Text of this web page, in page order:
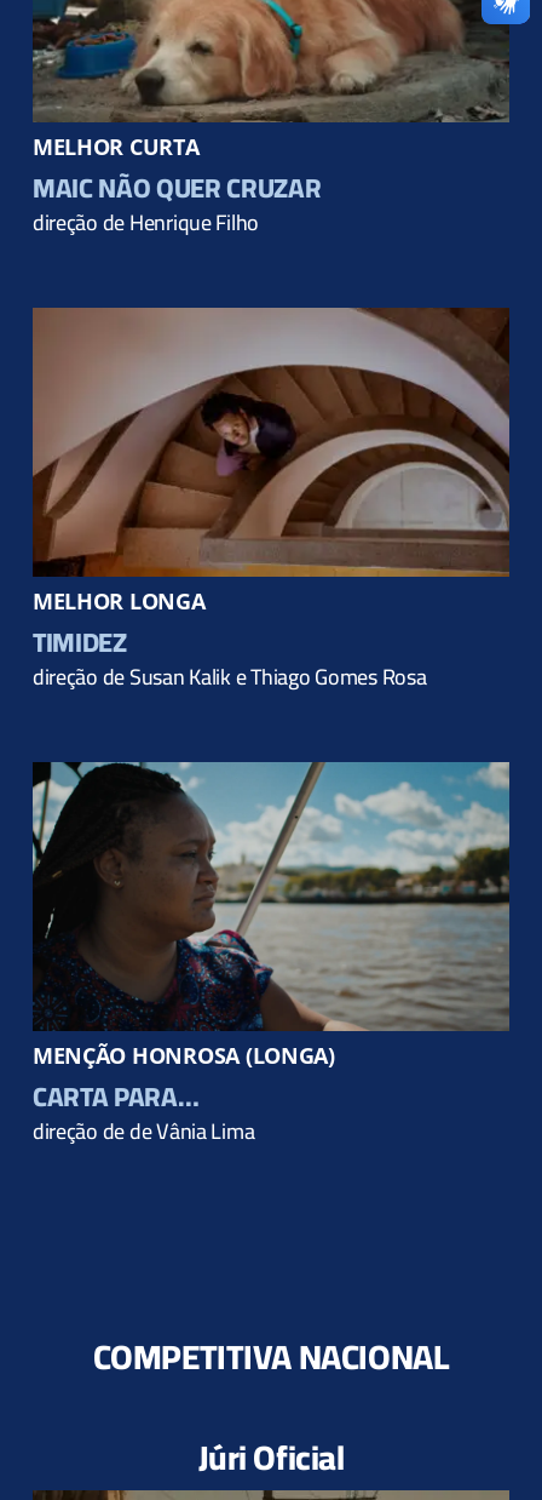
MELHOR CURTA
MAIC NÃO QUER CRUZAR
direção de Henrique Filho
MELHOR LONGA
TIMIDEZ
direção de Susan Kalik e Thiago Gomes Rosa
MENÇÃO HONROSA (LONGA)
CARTA PARA…
direção de de Vânia Lima
COMPETITIVA NACIONAL
Júri Oficial